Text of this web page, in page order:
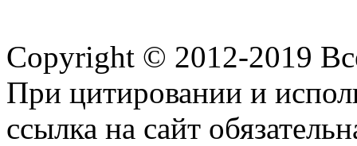
Copyright © 2012-2019
При цитировании и
ссылка на сайт